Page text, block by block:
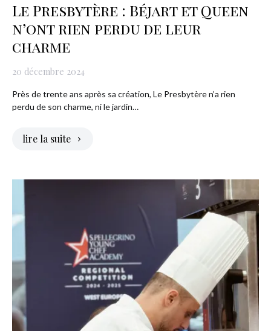
Le Presbytère : Béjart et Queen
n’ont rien perdu de leur
charme
20 décembre 2024
Près de trente ans après sa création, Le Presbytère n’a rien
perdu de son charme, ni le jardin…
lire la suite